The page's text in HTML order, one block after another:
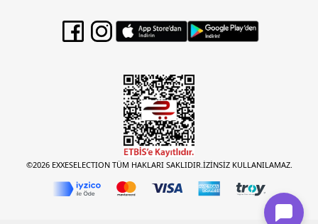
©2026 EXXESELECTION TÜM HAKLARI SAKLIDIR.İZİNSİZ KULLANILAMAZ.